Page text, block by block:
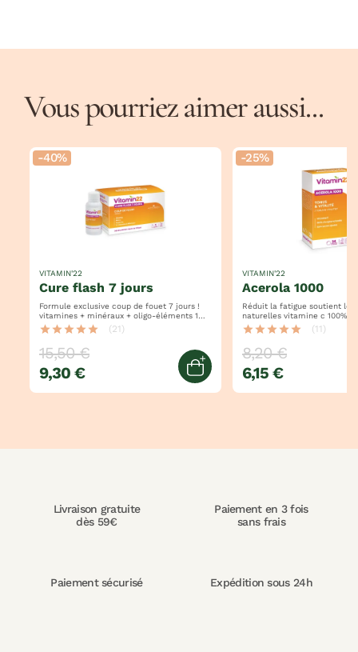
Vous pourriez aimer aussi...
au panier
-40%
cure flash 7 jours
VITAMIN'22
Formule exclusive coup de fouet 7 jours !
vitamines + minéraux + oligo-éléments 1
dose = 100% des apports en vitamines
star star star star star (21)
15,50 €
9,30 €
Ajouter au panier
-25%
acerola 1000
VITAMIN'22
Réduit la fatigue soutient les défenses
naturelles vitamine c 100% d'origine
naturelle
star star star star star (11)
8,20 €
6,15 €
Livraison gratuite
dès 59€
Paiement en 3 fois
sans frais
Paiement sécurisé Expédition sous 24h